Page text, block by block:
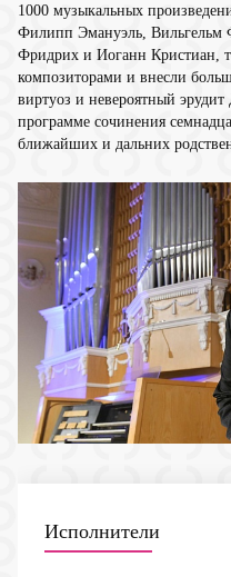
1000 музыкальных
Филипп Эмануэль, Вильгельм
Фридрих и Иоганн Кристиан,
композиторами и внесли
виртуоз и невероятный
программе сочинения
ближайших и дальних
Исполнители